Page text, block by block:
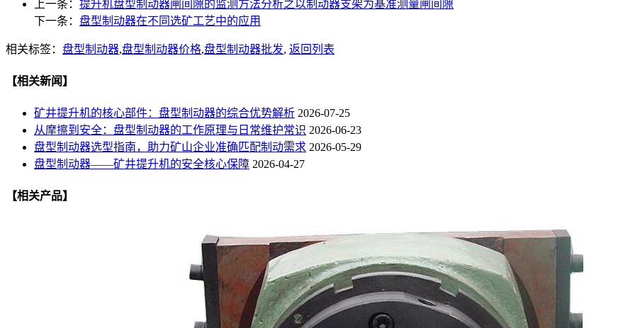
上一条： 提升机盘型制动器闸间隙的监测方法分析之以制动器支架为基准测量闸间隙
下一条： 盘型制动器在不同选矿工艺中的应用
相关标签： 盘型制动器,盘型制动器价格,盘型制动器批发, 返回列表
【相关新闻】
矿井提升机的核心部件：盘型制动器的综合优势解析 2026-07-25
从摩擦到安全：盘型制动器的工作原理与日常维护常识 2026-06-23
盘型制动器选型指南，助力矿山企业准确匹配制动需求 2026-05-29
盘型制动器——矿井提升机的安全核心保障 2026-04-27
【相关产品】